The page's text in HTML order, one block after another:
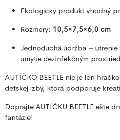
Ekologický produkt vhodný
Rozmery: 10,5×7,5×6,0 cm
Jednoduchá údržba –
umytie dezinfekčným
AUTÍČKO BEETLE nie je len
detskej izby, ktorá podporuje
Doprajte AUTÍČKU BEETLE ešte
fantázie!